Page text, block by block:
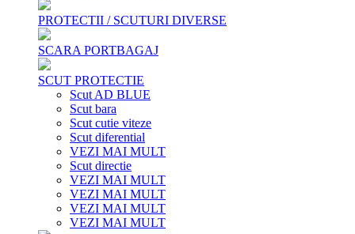
PROTECTII / SCUTURI DIVERSE
SCARA PORTBAGAJ
SCUT PROTECTIE
Scut AD BLUE
Scut bara
Scut cutie viteze
Scut diferential
VEZI MAI MULT
Scut directie
VEZI MAI MULT
VEZI MAI MULT
VEZI MAI MULT
VEZI MAI MULT